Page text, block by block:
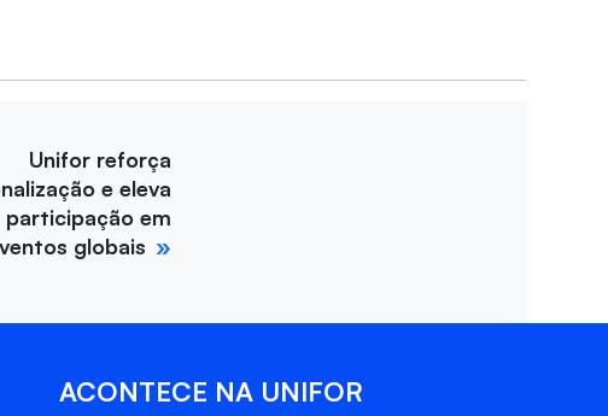
Unifor reforça
e eleva
participação em
globais
ACONTECE NA UNIFOR